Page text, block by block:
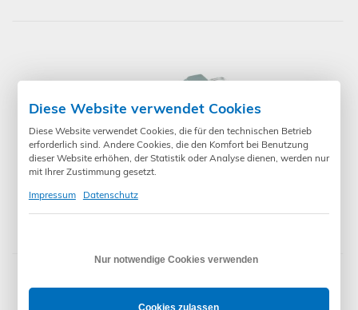
Berner BHS110 Sender 1 Kanal
59,00 €*
Diese Website verwendet Cookies
Diese Website verwendet Cookies, die für den technischen Betrieb
erforderlich sind. Andere Cookies, die den Komfort bei Benutzung
dieser Website erhöhen, der Statistik oder Analyse dienen, werden nur
mit Ihrer Zustimmung gesetzt.
Impressum
Datenschutz
Nur notwendige Cookies verwenden
Cookies zulassen